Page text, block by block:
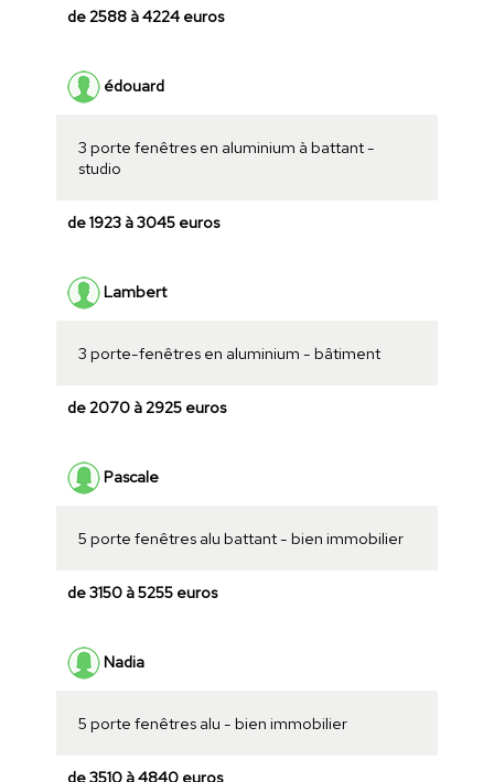
de 2588 à 4224 euros
édouard
3 porte fenêtres en aluminium à battant -
studio
de 1923 à 3045 euros
Lambert
3 porte-fenêtres en aluminium - bâtiment
de 2070 à 2925 euros
Pascale
5 porte fenêtres alu battant - bien immobilier
de 3150 à 5255 euros
Nadia
5 porte fenêtres alu - bien immobilier
de 3510 à 4840 euros